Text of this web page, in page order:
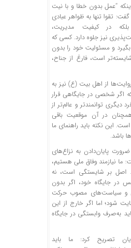
“عمل بدون خطا و با نیت
تقوا تنها به ظواهر عبادی
در کیفیت مدیریت،
نیز جلوه دارد. کسی که
و مسئولیت خود را بدون
است، فارغ از جناح،
از اهل بیت (ع) نیز به
اگر شخصی در جایگاهی قرار
دیگری توانمندتر و عالم‌تر از
در آن موقعیت باقی
این نکته باید راهنمای ما
باشد.
پایان‌دادن به نزاع‌های
نیازمند وفاق ملی هستیم،
اصل بر شایستگی است، نه
در جایگاه خود، اگر بدون
و سیاست‌های مصوب حرکت
شود؛ اما اگر خارج از این
به‌صرف وابستگی در جایگاه
تصریح کرد: ما باید